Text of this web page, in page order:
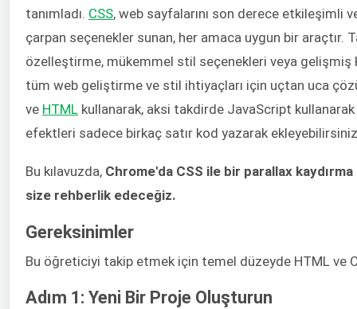
tanımladı. CSS, web sayfalarını son derece etkileşimli
çarpan seçenekler sunan, her amaca uygun bir araçtır.
özelleştirme, mükemmel stil seçenekleri veya gelişmiş
tüm web geliştirme ve stil ihtiyaçları için uçtan uca
ve HTML kullanarak, aksi takdirde JavaScript
efektleri sadece birkaç satır kod yazarak
Bu kılavuzda, Chrome'da CSS ile bir parallax
size rehberlik edeceğiz.
Gereksinimler
Bu öğreticiyi takip etmek için temel düzeyde HTML ve
Adım 1: Yeni Bir Proje Oluşturun